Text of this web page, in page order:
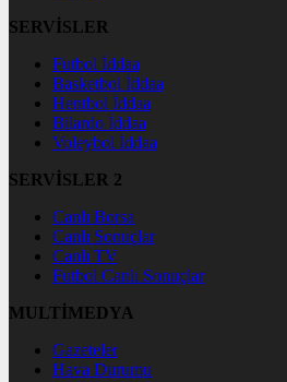
SERVİSLER
Futbol İddaa
Basketbol İddaa
Hentbol İddaa
Bilardo İddaa
Voleybol İddaa
SERVİSLER 2
Canlı Borsa
Canlı Sonuçlar
Canlı TV
Futbol Canlı Sonuçlar
MULTİMEDYA
Gazeteler
Hava Durumu